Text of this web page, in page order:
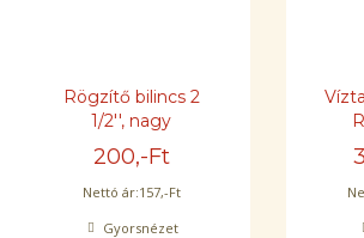
Rögzítő bilincs 2
1/2'', nagy
200,-Ft
Nettó ár:157,-Ft
Gyorsnézet